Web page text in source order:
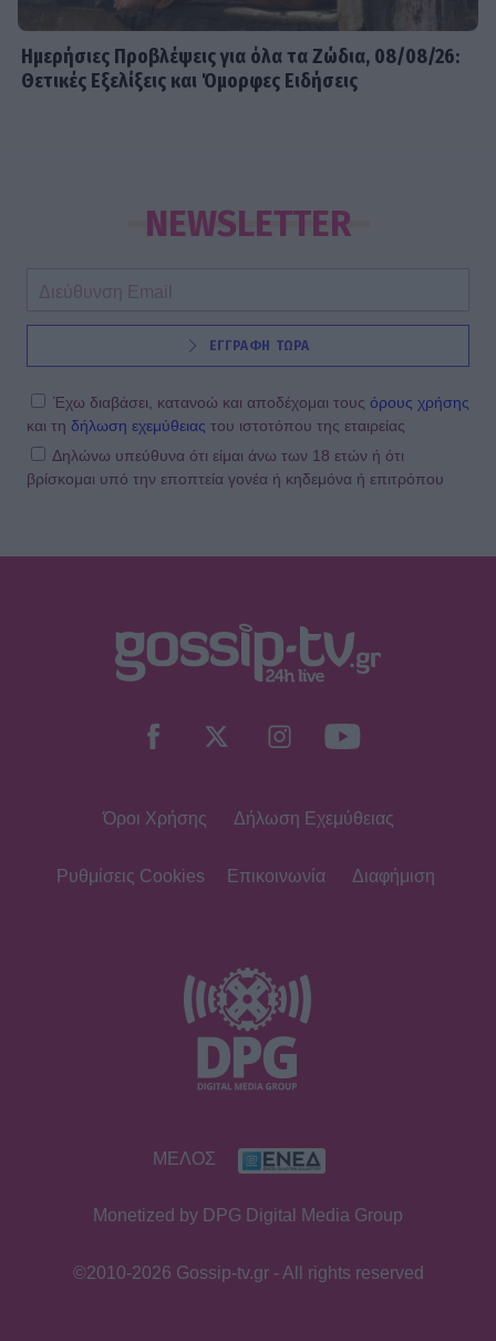
Ημερήσιες Προβλέψεις για όλα τα Ζώδια, 08/08/26:
Θετικές Εξελίξεις και Όμορφες Ειδήσεις
NEWSLETTER
ΕΓΓΡΑΦΗ ΤΩΡΑ
Έχω διαβάσει, κατανοώ και αποδέχομαι τους όρους χρήσης
και τη δήλωση εχεμύθειας του ιστοτόπου της εταιρείας
Δηλώνω υπεύθυνα ότι είμαι άνω των 18 ετών ή ότι
βρίσκομαι υπό την εποπτεία γονέα ή κηδεμόνα ή επιτρόπου
Όροι Χρήσης Δήλωση Εχεμύθειας
Ρυθμίσεις Cookies Επικοινωνία Διαφήμιση
ΜΕΛΟΣ
Monetized by DPG Digital Media Group
©2010-2026 Gossip-tv.gr - All rights reserved